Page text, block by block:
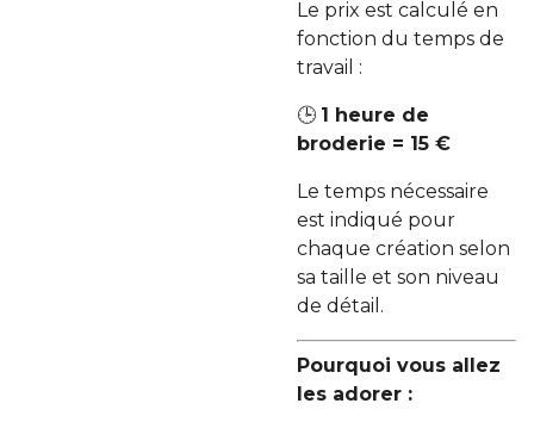
Le prix est calculé en
fonction du temps de
travail :
🕒 1 heure de
broderie = 15 €
Le temps nécessaire
est indiqué pour
chaque création selon
sa taille et son niveau
de détail.
Pourquoi vous allez
les adorer :